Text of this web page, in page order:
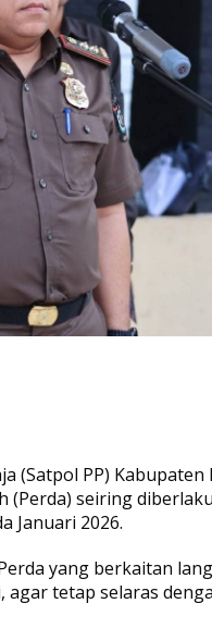
(Satpol PP)
(Perda) seiring
Januari 2026.
yang berkaitan
tetap selaras